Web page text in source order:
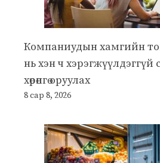
Компаниудын хамгийн
нь хэн ч хэрэгжүүлдэггүй
хөрөнгө оруулах
8 сар 8, 2026